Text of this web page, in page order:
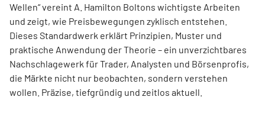
Wellen“ vereint A. Hamilton Boltons wichtigste Arbeiten
und zeigt, wie Preisbewegungen zyklisch entstehen.
Dieses Standardwerk erklärt Prinzipien, Muster und
praktische Anwendung der Theorie – ein unverzichtbares
Nachschlagewerk für Trader, Analysten und Börsenprofis,
die Märkte nicht nur beobachten, sondern verstehen
wollen. Präzise, tiefgründig und zeitlos aktuell.